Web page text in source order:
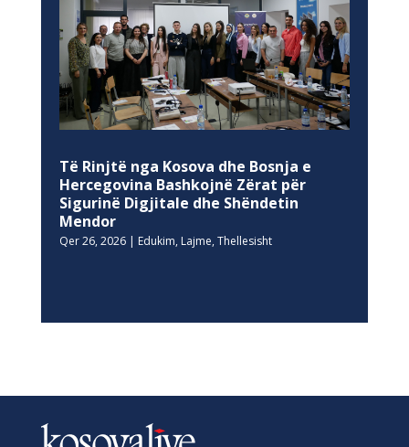
Të Rinjtë nga Kosova dhe Bosnja e
Hercegovina Bashkojnë Zërat për
Sigurinë Digjitale dhe Shëndetin
Mendor
Qer 26, 2026| Edukim, Lajme, Thellesisht